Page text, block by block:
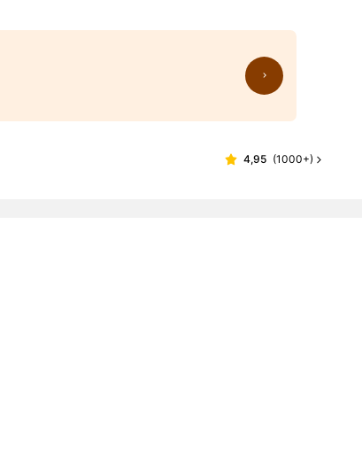
4,95 (1000+)